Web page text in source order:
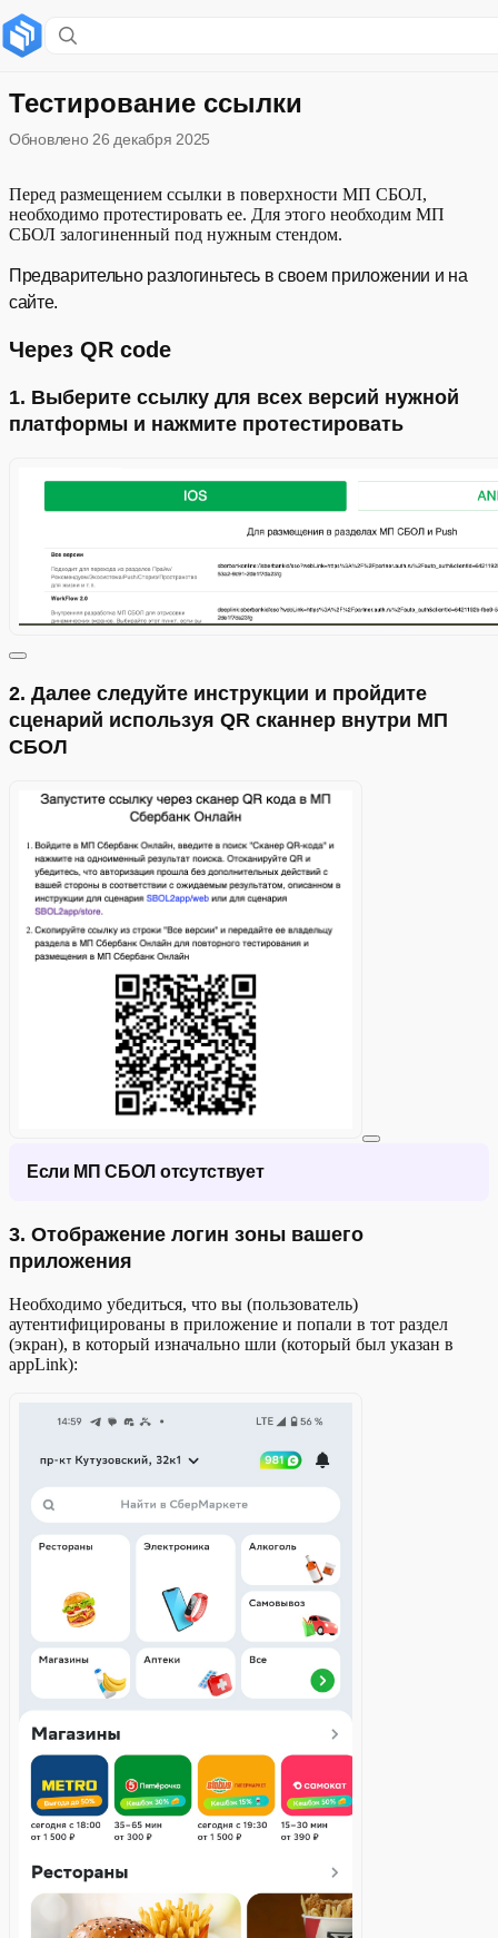
Через QR code
1. Выберите ссылку для всех версий нужной платформы и
2. Далее следуйте инструкции и пройдите сценарий
используя QR сканнер внутри МП СБОЛ
3. Отображение логин зоны вашего приложения
Настройки сервиса
UTM метки
Развернуть
Тестирование ссылки
Обновлено 26 декабря 2025
Перед размещением ссылки в поверхности МП СБОЛ,
необходимо протестировать ee. Для этого необходим МП
СБОЛ залогиненный под нужным стендом.
Предварительно разлогиньтесь в своем приложении и на
сайте.
Через QR code
1. Выберите ссылку для всех версий нужной
платформы и нажмите протестировать
2. Далее следуйте инструкции и пройдите
сценарий используя QR сканнер внутри МП
СБОЛ
Если МП СБОЛ отсутствует
Android
диплинков, например "Deeplink Tester".
Вставьте диплинк:
3. Отображение логин зоны вашего
приложения
Необходимо убедиться, что вы (пользователь)
аутентифицированы в приложение и попали в тот раздел
(экран), в который изначально шли (который был указан в
appLink):